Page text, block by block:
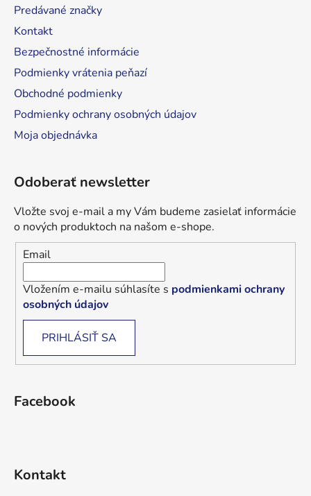
Predávané značky
Kontakt
Bezpečnostné informácie
Podmienky vrátenia peňazí
Obchodné podmienky
Podmienky ochrany osobných údajov
Moja objednávka
Odoberať newsletter
Vložte svoj e-mail a my Vám budeme zasielať informácie
o nových produktoch na našom e-shope.
Email
Vložením e-mailu súhlasíte s podmienkami ochrany
osobných údajov
PRIHLÁSIŤ SA
Facebook
Kontakt